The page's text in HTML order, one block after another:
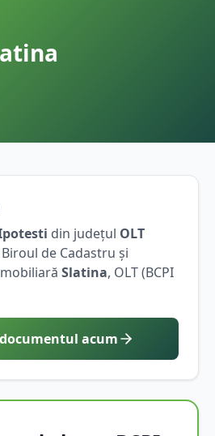
din județul OLT
de Cadastru și
Slatina, OLT(BCPI
acum